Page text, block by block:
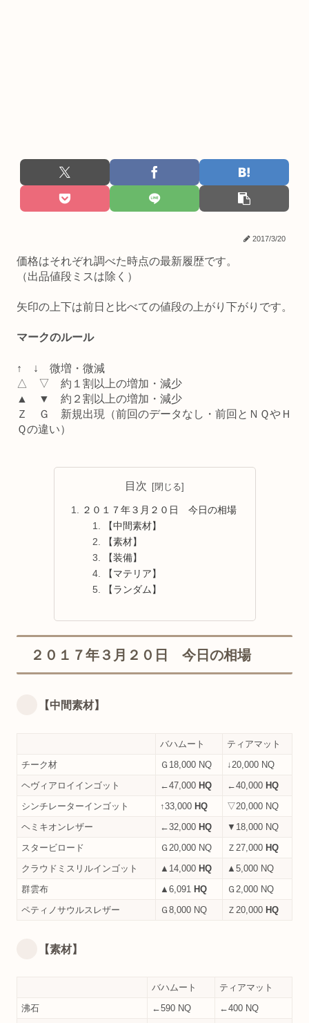
2017/3/20
価格はそれぞれ調べた時点の最新履歴です。
（出品値段ミスは除く）
矢印の上下は前日と比べての値段の上がり下がりです。
マークのルール
↑ ↓ 微増・微減
△ ▽ 約１割以上の増加・減少
▲ ▼ 約２割以上の増加・減少
Ｚ Ｇ 新規出現（前回のデータなし・前回とＮＱやＨ
Ｑの違い）
目次
２０１７年３月２０日 今日の相場
【中間素材】
【素材】
【装備】
【マテリア】
【ランダム】
２０１７年３月２０日 今日の相場
【中間素材】
バハムート
ティアマット
チーク材
Ｇ18,000 NQ
↓20,000 NQ
ヘヴィアロイインゴット
←47,000 HQ ←40,000 HQ
シンチレーターインゴット
↑33,000 HQ
▽20,000 NQ
ヘミキオンレザー
←32,000 HQ
▼18,000 NQ
スタービロード
Ｇ20,000 NQ Ｚ27,000 HQ
クラウドミスリルインゴット
▲14,000 HQ
▲5,000 NQ
群雲布
▲6,091 HQ
Ｇ2,000 NQ
ペティノサウルスレザー
Ｇ8,000 NQ Ｚ20,000 HQ
【素材】
バハムート
ティアマット
沸石
←590 NQ
←400 NQ